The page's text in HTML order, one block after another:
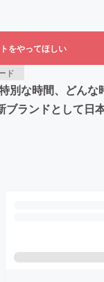
をやってほしい
ド
な時間、どんな
ランドとして日